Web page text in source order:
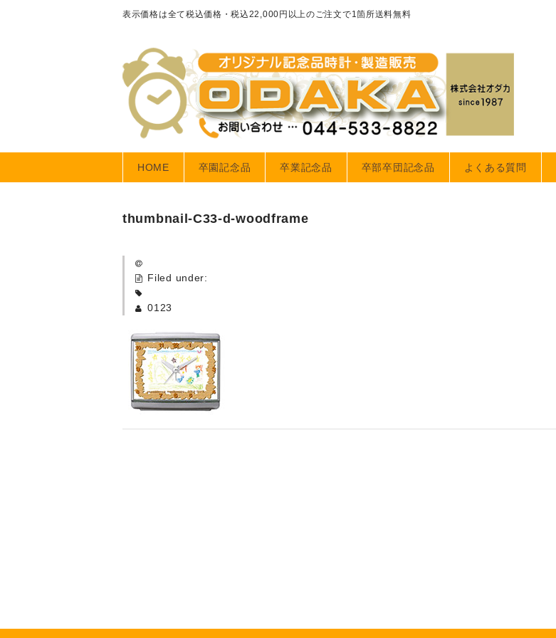
表示価格は全て税込価格・税込22,000円以上のご注文で1箇所送料無料
HOME 卒園記念品 卒業記念品 卒部卒団記念品 よくある質問
thumbnail-C33-d-woodframe
Filed under:
0123